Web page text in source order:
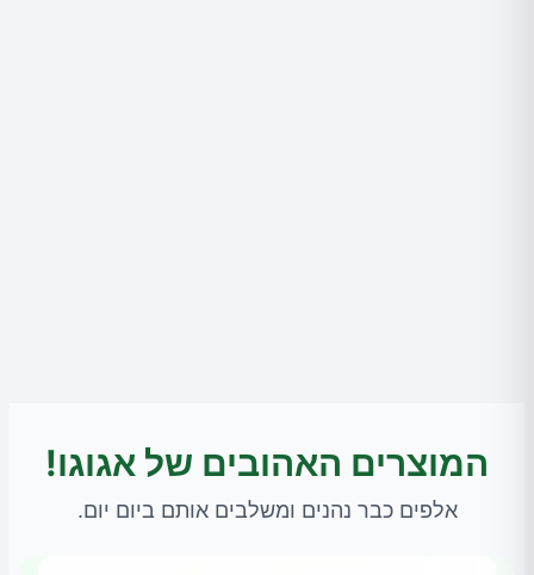
המוצרים האהובים של אגוגו!
אלפים כבר נהנים ומשלבים אותם ביום יום.